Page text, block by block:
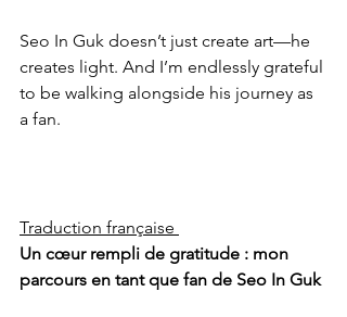
Seo In Guk doesn’t just create art—he
creates light. And I’m endlessly grateful
to be walking alongside his journey as
a fan.
Traduction française
Un cœur rempli de gratitude : mon
parcours en tant que fan de Seo In Guk